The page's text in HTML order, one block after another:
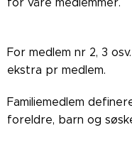
For medlem nr 2, 3
ekstra pr medlem.
Familiemedlem
foreldre, barn og